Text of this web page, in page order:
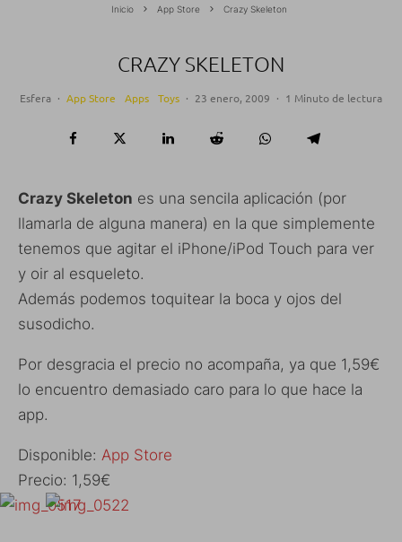
Inicio App Store Crazy Skeleton
CRAZY SKELETON
Esfera · App Store Apps Toys · 23 enero, 2009 · 1 Minuto de lectura
Crazy Skeleton es una sencila aplicación (por
llamarla de alguna manera) en la que simplemente
tenemos que agitar el iPhone/iPod Touch para ver
y oir al esqueleto.
Además podemos toquitear la boca y ojos del
susodicho.
Por desgracia el precio no acompaña, ya que 1,59€
lo encuentro demasiado caro para lo que hace la
app.
Disponible: App Store
Precio: 1,59€